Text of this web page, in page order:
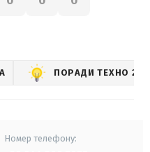
ПОРАДИ ТЕХНО 24
Номер телефону: